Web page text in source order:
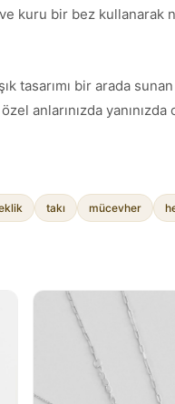
kuru bir bez kullanarak
tasarımı bir arada
anlarınızda
takı mücevher